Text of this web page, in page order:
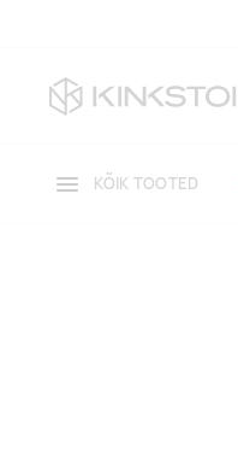
KÕIK TOOTED